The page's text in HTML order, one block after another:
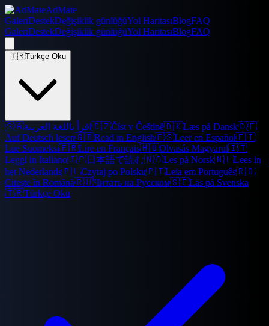
AdMate
GaleriDestekDeğişiklik günlüğüYol HaritasıBlogFAQ
GaleriDestekDeğişiklik günlüğüYol HaritasıBlogFAQ
🇹🇷Türkçe Oku
🇸🇦اقرأ باللغة العربية 🇨🇿Číst v Češtině🇩🇰Læs på Dansk🇩🇪
Auf Deutsch lesen🇬🇧Read in English🇪🇸Leer en Español🇫🇮
Lue Suomeksi🇫🇷Lire en Français🇭🇺Olvasás Magyarul🇮🇹
Leggi in Italiano🇯🇵日本語で読む🇳🇴Les på Norsk🇳🇱Lees in
het Nederlands🇵🇱Czytaj po Polsku🇵🇹Leia em Português🇷🇴
Citește în Română🇷🇺Читать на Русском🇸🇪Läs på Svenska
🇹🇷Türkçe Oku